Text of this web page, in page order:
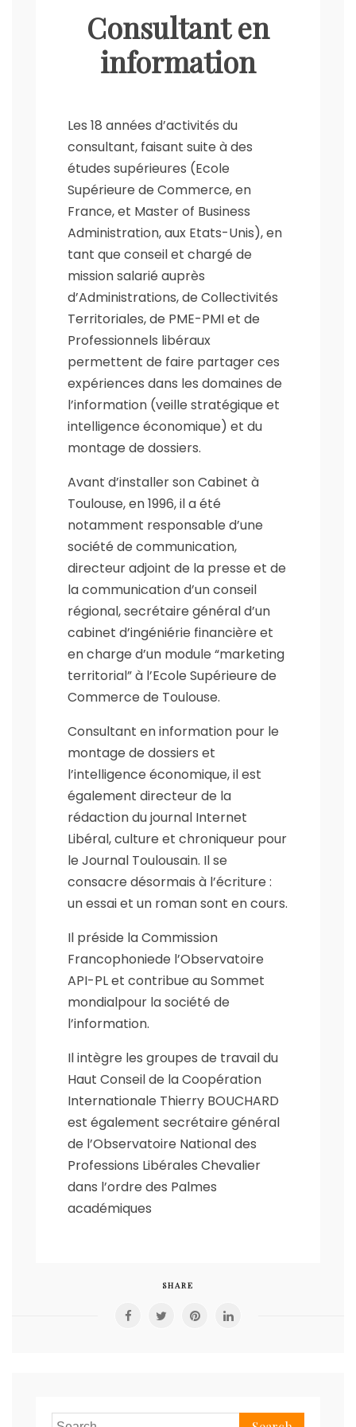
Consultant en
information
Les 18 années d’activités du
consultant, faisant suite à des
études supérieures (Ecole
Supérieure de Commerce, en
France, et Master of Business
Administration, aux Etats-Unis), en
tant que conseil et chargé de
mission salarié auprès
d’Administrations, de Collectivités
Territoriales, de PME-PMI et de
Professionnels libéraux
permettent de faire partager ces
expériences dans les domaines de
l’information (veille stratégique et
intelligence économique) et du
montage de dossiers.
Avant d’installer son Cabinet à
Toulouse, en 1996, il a été
notamment responsable d’une
société de communication,
directeur adjoint de la presse et de
la communication d’un conseil
régional, secrétaire général d’un
cabinet d’ingéniérie financière et
en charge d’un module “marketing
territorial” à l’Ecole Supérieure de
Commerce de Toulouse.
Consultant en information pour le
montage de dossiers et
l’intelligence économique, il est
également directeur de la
rédaction du journal Internet
Libéral, culture et chroniqueur pour
le Journal Toulousain. Il se
consacre désormais à l’écriture :
un essai et un roman sont en cours.
Il préside la Commission
Francophoniede l’Observatoire
API-PL et contribue au Sommet
mondialpour la société de
l’information.
Il intègre les groupes de travail du
Haut Conseil de la Coopération
Internationale Thierry BOUCHARD
est également secrétaire général
de l’Observatoire National des
Professions Libérales Chevalier
dans l’ordre des Palmes
académiques
SHARE
Search